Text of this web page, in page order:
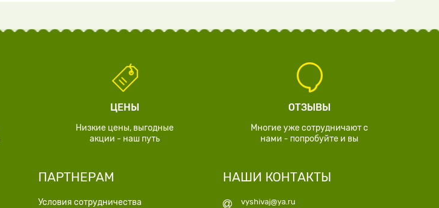
ЦЕНЫ
Низкие цены, выгодные
акции - наш путь
ОТЗЫВЫ
Многие уже сотрудничают с
нами - попробуйте и вы
ПАРТНЕРАМ
Условия сотрудничества
НАШИ КОНТАКТЫ
vyshivaj@ya.ru